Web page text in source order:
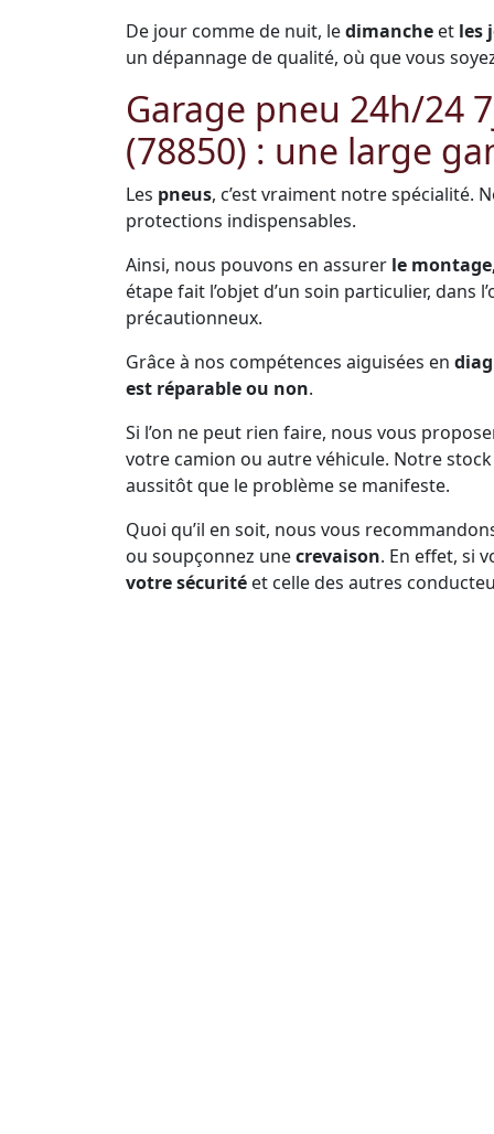
De jour comme de nuit, ledimanche et les
un dépannage de qualité, où que vous
Garage pneu 24h/24
(78850) : une large
Les pneus, c’est vraiment notre spécialité.
protections indispensables.
Ainsi, nous pouvons en assurer le
étape fait l’objet d’un soin particulier, dans
précautionneux.
Grâce à nos compétences aiguisées en
est réparable ou non.
Si l’on ne peut rien faire, nous vous
votre camion ou autre véhicule. Notre
aussitôt que le problème se manifeste.
Quoi qu’il en soit, nous vous
ou soupçonnez unecrevaison. En effet, si
votre sécurité et celle des autres